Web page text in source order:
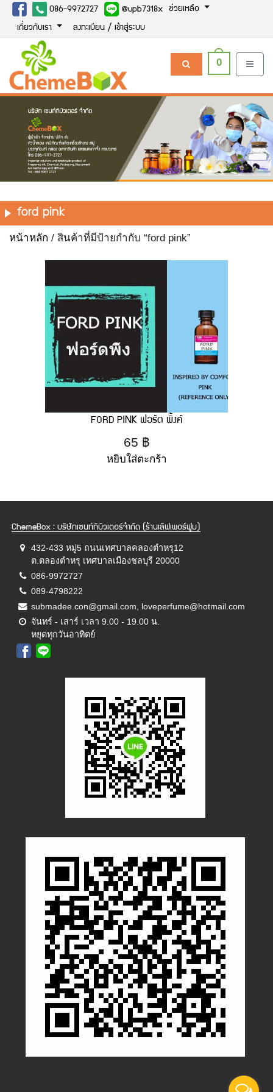
086-9972727 @upb7318x ช่วยเหลือ
เกี่ยวกับเรา ลงทะเบียน / เข้าสู่ระบบ
0
ford pink
หน้าหลัก / สินค้าที่มีป้ายกำกับ “ford pink”
FORD PINK ฟอร์ด พิ้งค์
65 ฿
หยิบใส่ตะกร้า
ChemeBox : บริษัทเซนท์ทิบิวเตอร์จำกัด (ร้านเลิฟเพอร์ฟูม)
432-433 หมู่5 ถนนเทศบาลคลองตำหรุ12
ต.ตลองตำหรุ เทศบาลเมืองชลบุรี 20000
086-9972727
089-4798222
submadee.con@gmail.com, loveperfume@hotmail.com
จันทร์ - เสาร์ เวลา 9.00 - 19.00 น.
หยุดทุกวันอาทิตย์